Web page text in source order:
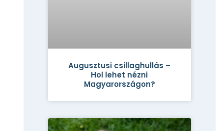
Augusztusi csillaghullás –
Hol lehet nézni
Magyarországon?